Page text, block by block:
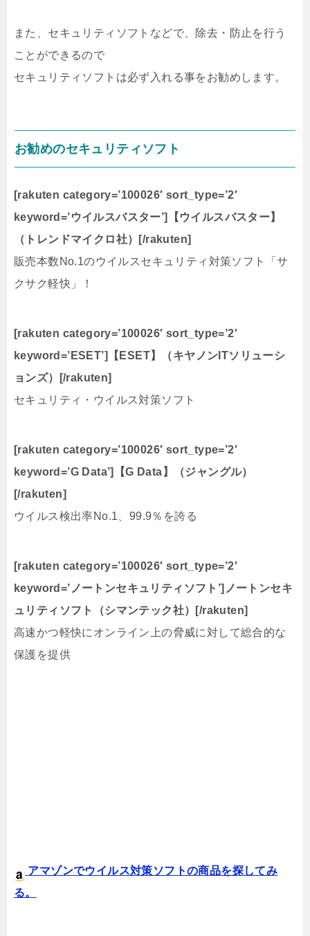
また、セキュリティソフトなどで、除去・防止を行う
ことができるので
セキュリティソフトは必ず入れる事をお勧めします。
お勧めのセキュリティソフト
[rakuten category=’100026′ sort_type=’2′
keyword=’ウイルスバスター’]【ウイルスバスター】
（トレンドマイクロ社）[/rakuten]
販売本数No.1のウイルスセキュリティ対策ソフト「サ
クサク軽快」！
[rakuten category=’100026′ sort_type=’2′
keyword=’ESET’]【ESET】（キヤノンITソリューシ
ョンズ）[/rakuten]
セキュリティ・ウイルス対策ソフト
[rakuten category=’100026′ sort_type=’2′
keyword=’G Data’]【G Data】（ジャングル）
[/rakuten]
ウイルス検出率No.1、99.9％を誇る
[rakuten category=’100026′ sort_type=’2′
keyword=’ノートンセキュリティソフト’]ノートンセキ
ュリティソフト（シマンテック社）[/rakuten]
高速かつ軽快にオンライン上の脅威に対して総合的な
保護を提供
アマゾンでウイルス対策ソフトの商品を探してみ
る。